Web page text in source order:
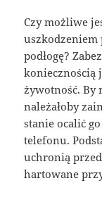
Czy możliwe
uszkodzeniem
podłogę?
koniecznością
żywotność. By
należałoby
stanie ocalić
telefonu.
uchronią
hartowane